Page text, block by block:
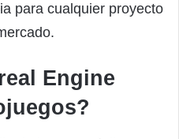
para cualquier proyecto
Engine